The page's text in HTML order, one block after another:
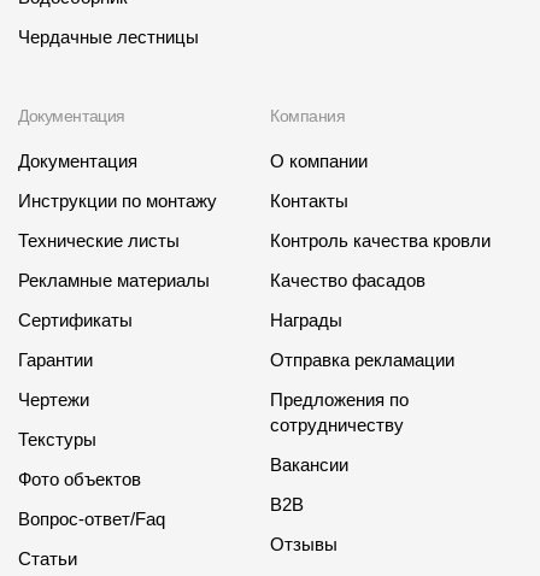
125212, Россия, Москва, Головинское ш., д. 5, стр. 1
Режим работы
Сб-Вс - выходной
Чердачные лестницы
Документация
Документация
Инструкции по монтажу
Технические листы
Рекламные материалы
Сертификаты
Гарантии
Чертежи
Текстуры
Фото объектов
Вопрос-ответ/Faq
Статьи
Компания
О компании
Контакты
Контроль качества кровли
Качество фасадов
Награды
Отправка рекламации
Предложения по
сотрудничеству
Вакансии
B2B
Отзывы